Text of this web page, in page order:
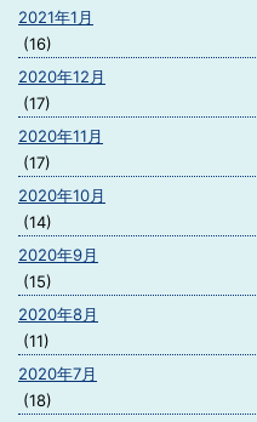
2021年1月
(16)
2020年12月
(17)
2020年11月
(17)
2020年10月
(14)
2020年9月
(15)
2020年8月
(11)
2020年7月
(18)